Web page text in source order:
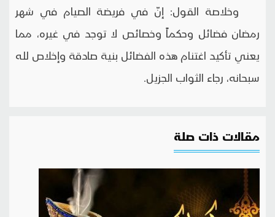
وخلاصة القول: إنّ في فريضة الصيام في شهر
رمضان فضائل وحكماً وخصائص لا توجد في غيره، مما
يعني تأكيد اغتنام هذه الفضائل بنية صادقة وإخلاص لله
سبحانه، رجاء الثواب الجزيل.
مقالات ذات صلة